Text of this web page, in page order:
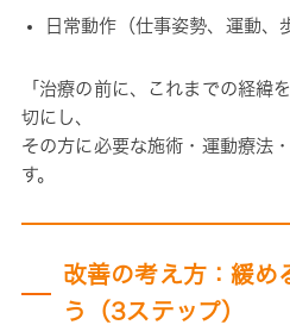
日常動作（仕事姿勢、運動、
「治療の前に、これまでの経緯
切にし、
その方に必要な施術・運動療法
す。
改善の考え方：緩め
う（3ステップ）